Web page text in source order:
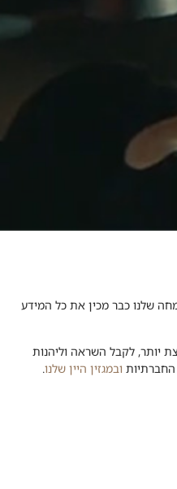
שלנו כבר מכין את כל המידע
יותר, לקבל השראה וליהנות
ובמגזין היין שלנו.